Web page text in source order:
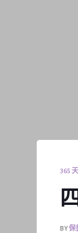
365
BY保